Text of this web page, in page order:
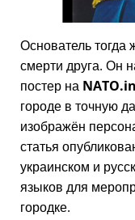
Основатель тогда
смерти друга. Он
постер на
городе в точную
изображён
статья
украинском и
языков для
городке.